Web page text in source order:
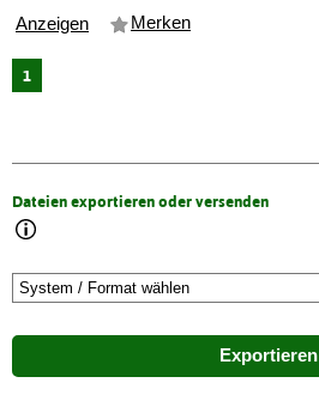
Anzeigen Merken
1
Dateien exportieren oder versenden
Exportieren